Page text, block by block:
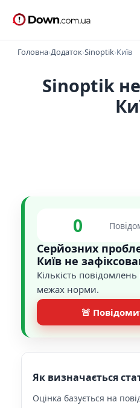
Головна›Додаток›Sinoptik›Київ
Sinoptik
0
Серйозних
Київ не
Кількість
межах норми.
🚨
Як визначається
Оцінка базується на